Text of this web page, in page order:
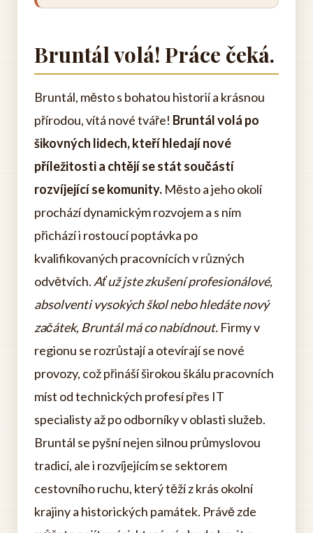
Bruntál volá! Práce čeká.
Bruntál, město s bohatou historií a krásnou
přírodou, vítá nové tváře! Bruntál volá po
šikovných lidech, kteří hledají nové
příležitosti a chtějí se stát součástí
rozvíjející se komunity. Město a jeho okolí
prochází dynamickým rozvojem a s ním
přichází i rostoucí poptávka po
kvalifikovaných pracovnících v různých
odvětvích. Ať už jste zkušení profesionálové,
absolventi vysokých škol nebo hledáte nový
začátek, Bruntál má co nabídnout. Firmy v
regionu se rozrůstají a otevírají se nové
provozy, což přináší širokou škálu pracovních
míst od technických profesí přes IT
specialisty až po odborníky v oblasti služeb.
Bruntál se pyšní nejen silnou průmyslovou
tradicí, ale i rozvíjejícím se sektorem
cestovního ruchu, který těží z krás okolní
krajiny a historických památek. Právě zde